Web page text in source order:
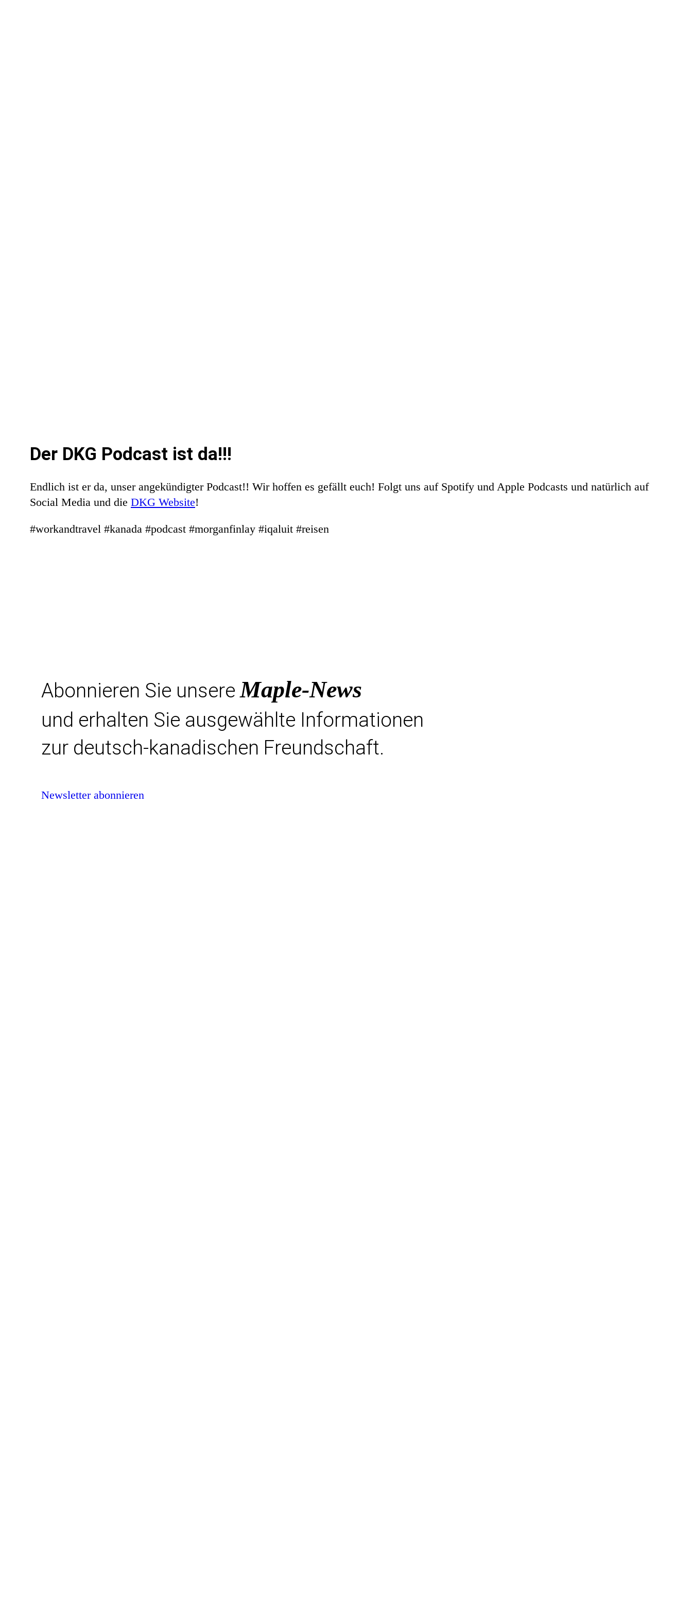
Der DKG Podcast ist da!!!
Endlich ist er da, unser angekündigter Podcast!! Wir hoffen es gefällt euch! Folgt uns auf Spotify und Apple Podcasts und natürlich auf
Social Media und die DKG Website!
#workandtravel #kanada #podcast #morganfinlay #iqaluit #reisen
Abonnieren Sie unsereMaple-News
und erhalten Sie ausgewählte Informationen
zur deutsch-kanadischen Freundschaft.
Newsletter abonnieren